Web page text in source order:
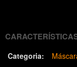
Categoria: